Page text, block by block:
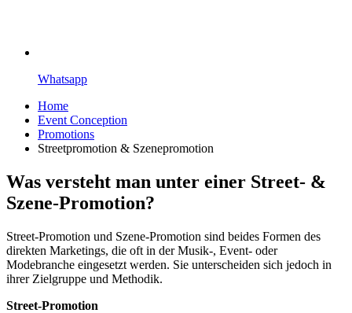
Whatsapp
Home
Event Conception
Promotions
Streetpromotion & Szenepromotion
Was versteht man unter einer Street- &
Szene-Promotion?
Street-Promotion und Szene-Promotion sind beides Formen des
direkten Marketings, die oft in der Musik-, Event- oder
Modebranche eingesetzt werden. Sie unterscheiden sich jedoch in
ihrer Zielgruppe und Methodik.
Street-Promotion